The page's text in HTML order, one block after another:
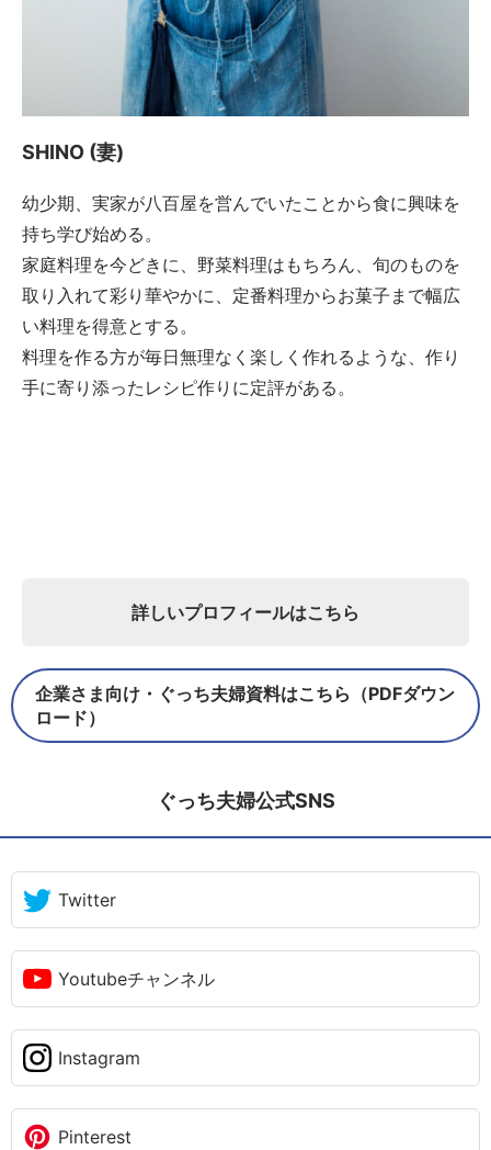
SHINO (妻)
幼少期、実家が八百屋を営んでいたことから食に興味を
持ち学び始める。
家庭料理を今どきに、野菜料理はもちろん、旬のものを
取り入れて彩り華やかに、定番料理からお菓子まで幅広
い料理を得意とする。
料理を作る方が毎日無理なく楽しく作れるような、作り
手に寄り添ったレシピ作りに定評がある。
詳しいプロフィールはこちら
企業さま向け・ぐっち夫婦資料はこちら（PDFダウン
ロード）
ぐっち夫婦公式SNS
Twitter
Youtubeチャンネル
Instagram
Pinterest